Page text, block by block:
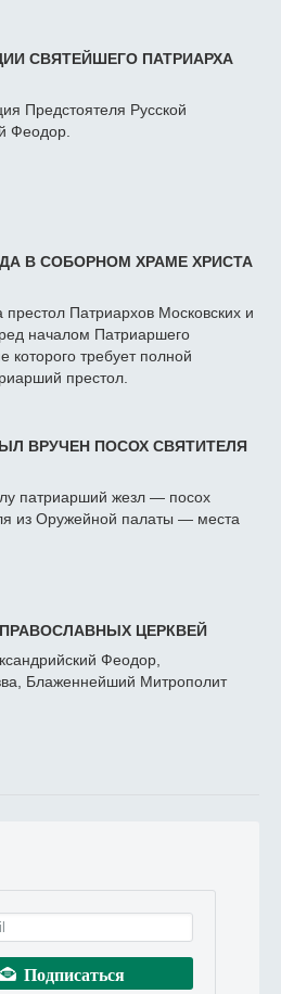
СВЯТЕЙШЕГО ПАТРИАРХА
Предстоятеля Русской
Феодор.
В СОБОРНОМ ХРАМЕ ХРИСТА
Патриархов Московских и
началом Патриаршего
которого требует полной
престол.
ВРУЧЕН ПОСОХ СВЯТИТЕЛЯ
патриарший жезл — посох
из Оружейной палаты — места
ЦЕРКВЕЙ
Феодор,
Блаженнейший Митрополит